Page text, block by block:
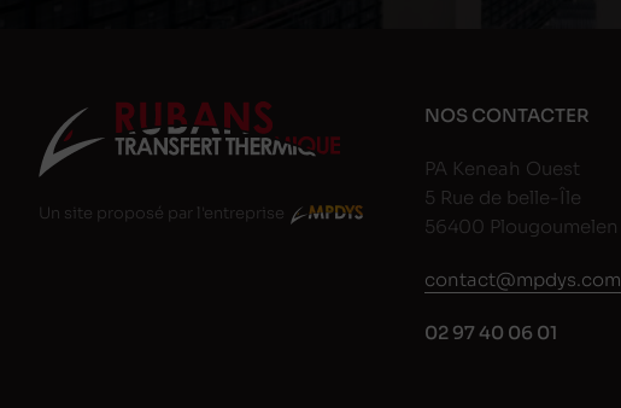
Un site proposé par l'entreprise
NOS CONTACTER
PA Keneah Ouest
5 Rue de belle-Île
56400 Plougoumelen
contact@mpdys.com
02 97 40 06 01